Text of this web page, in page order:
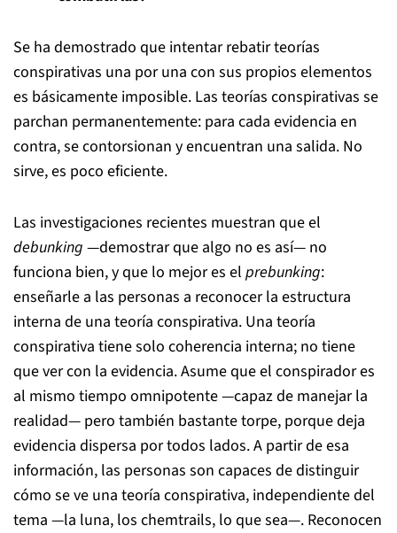
Se ha demostrado que intentar rebatir teorías
conspirativas una por una con sus propios elementos
es básicamente imposible. Las teorías conspirativas se
parchan permanentemente: para cada evidencia en
contra, se contorsionan y encuentran una salida. No
sirve, es poco eficiente.
Las investigaciones recientes muestran que el
debunking —demostrar que algo no es así— no
funciona bien, y que lo mejor es el prebunking:
enseñarle a las personas a reconocer la estructura
interna de una teoría conspirativa. Una teoría
conspirativa tiene solo coherencia interna; no tiene
que ver con la evidencia. Asume que el conspirador es
al mismo tiempo omnipotente —capaz de manejar la
realidad— pero también bastante torpe, porque deja
evidencia dispersa por todos lados. A partir de esa
información, las personas son capaces de distinguir
cómo se ve una teoría conspirativa, independiente del
tema —la luna, los chemtrails, lo que sea—. Reconocen